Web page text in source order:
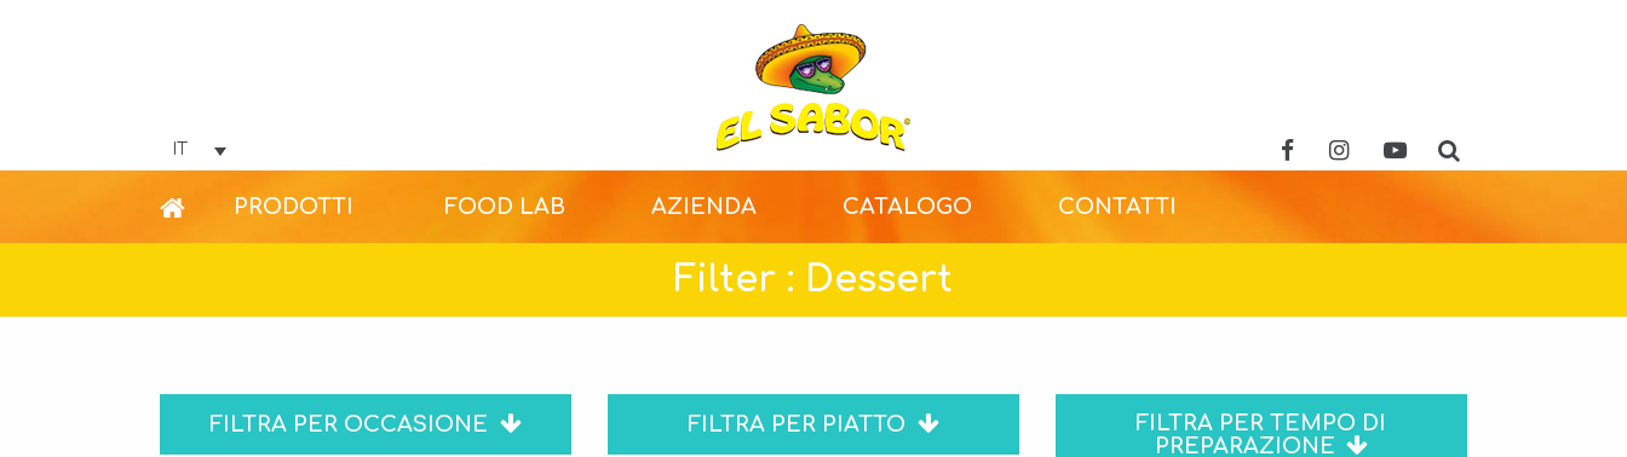
IT
PRODOTTI FOOD LAB AZIENDA CATALOGO CONTATTI
Filter : Dessert
FILTRA PER OCCASIONE FILTRA PER PIATTO
FILTRA PER TEMPO DI
PREPARAZIONE